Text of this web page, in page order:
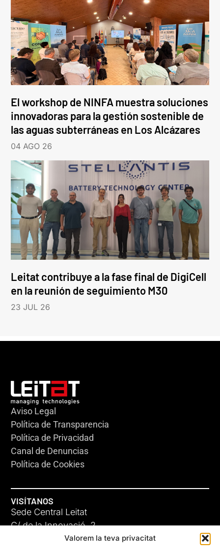
Valorem la teva privacitat
El workshop de NINFA muestra soluciones
innovadoras para la gestión sostenible de
las aguas subterráneas en Los Alcázares
04 AGO 26
Leitat contribuye a la fase final de DigiCell
en la reunión de seguimiento M30
23 JUL 26
Aviso Legal
Política de Transparencia
Política de Privacidad
Canal de Denuncias
Política de Cookies
VISÍTANOS
Sede Central Leitat
C/ de la Innovació, 2
08225 Terrassa, (Barcelona)